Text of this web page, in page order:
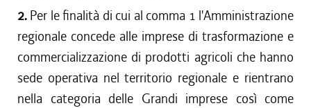
2. Per le finalità di cui al comma 1 l'Amministrazione
regionale concede alle imprese di trasformazione e
commercializzazione di prodotti agricoli che hanno
sede operativa nel territorio regionale e rientrano
nella categoria delle Grandi imprese così come